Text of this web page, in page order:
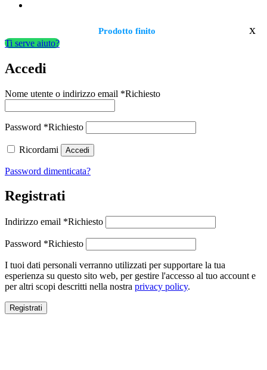
Prodotto finito x
Ti serve aiuto?
Accedi
Nome utente o indirizzo email *Richiesto
Password *Richiesto
Ricordami Accedi
Password dimenticata?
Registrati
Indirizzo email *Richiesto
Password *Richiesto
I tuoi dati personali verranno utilizzati per supportare la tua
esperienza su questo sito web, per gestire l'accesso al tuo account e
per altri scopi descritti nella nostra privacy policy.
Registrati